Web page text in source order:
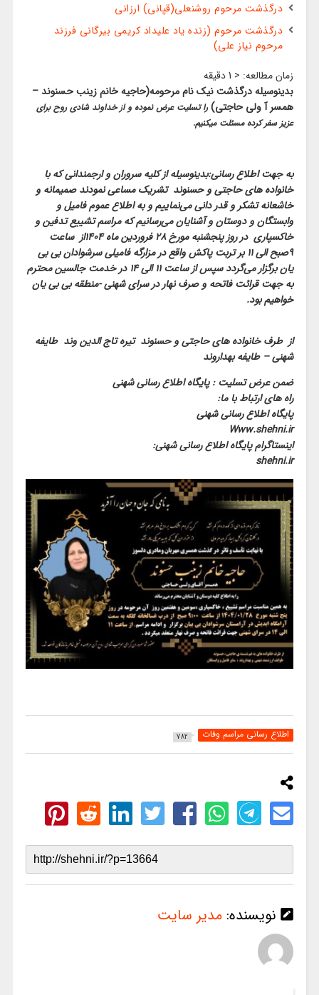
درگذشت مرحوم روشنعلی(قپانی) ارزانی
درگذشت مرحوم (زنده یاد علیداد کریمی بیرگانی فرزند
مرحوم نیاز علی)
زمان مطالعه: < 1 دقیقه
بدینوسیله درگذشت نیک نام مرحومه(حاجیه خانم زینب حسنوند –
همسر آ ولی حاجتی) را تسلیت عرض نموده و از خداوند شادی روح برای
عزیز سفر کرده مسئلت میکنیم.
به جهت اطلاع رسانی:بدینوسیله از کلیه سروران و ارجمندانی که با
خانواده های حاجتی و حسنوند تشریک مساعی نمودند صمیمانه و
خاشعانه تشکر و قدر دانی می‌نماییم و به اطلاع عموم فامیل و
وابستگان و دوستان و آشنایان می‌رسانیم که مراسم تشییع تدفین و
خاکسپاری در روز پنجشنبه مورخ 28 فروردین ماه 1404از ساعت
۹صبح الی ۱۱ بر تربت پاکش واقع در مزارگه فامیلی سرشوادان بی بی
یان برگزار می‌گردد سپس از ساعت ۱۱ الی ۱۴ در خدمت جالسین محترم
به جهت قرائت فاتحه و صرف نهار در سرای شهنی -منطقه بی بی یان
خواهیم بود.
از طرف خانواده های حاجتی و حسنوند تیره تاج الدین وند طایفه
شهنی – طایفه بهداروند
ضمن عرض تسلیت : پایگاه اطلاع رسانی شهنی
راه های ارتباط با ما:
پایگاه اطلاع رسانی شهنی
Www.shehni.ir
اینستاگرام پایگاه اطلاع رسانی شهنی:
shehni.ir
اطلاع رسانی مراسم وفات 782
نویسنده: مدیر سایت